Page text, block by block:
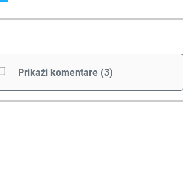
Prikaži komentare (3)